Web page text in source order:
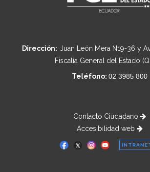
Dirección: Juan León Mera N19-36 y
Fiscalía General del Estado
Teléfono: 02 3985 800
Contacto Ciudadano
Accesibilidad web